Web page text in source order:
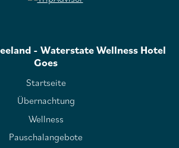
- Waterstate Wellness Hotel
Goes
Startseite
Übernachtung
Wellness
Pauschalangebote